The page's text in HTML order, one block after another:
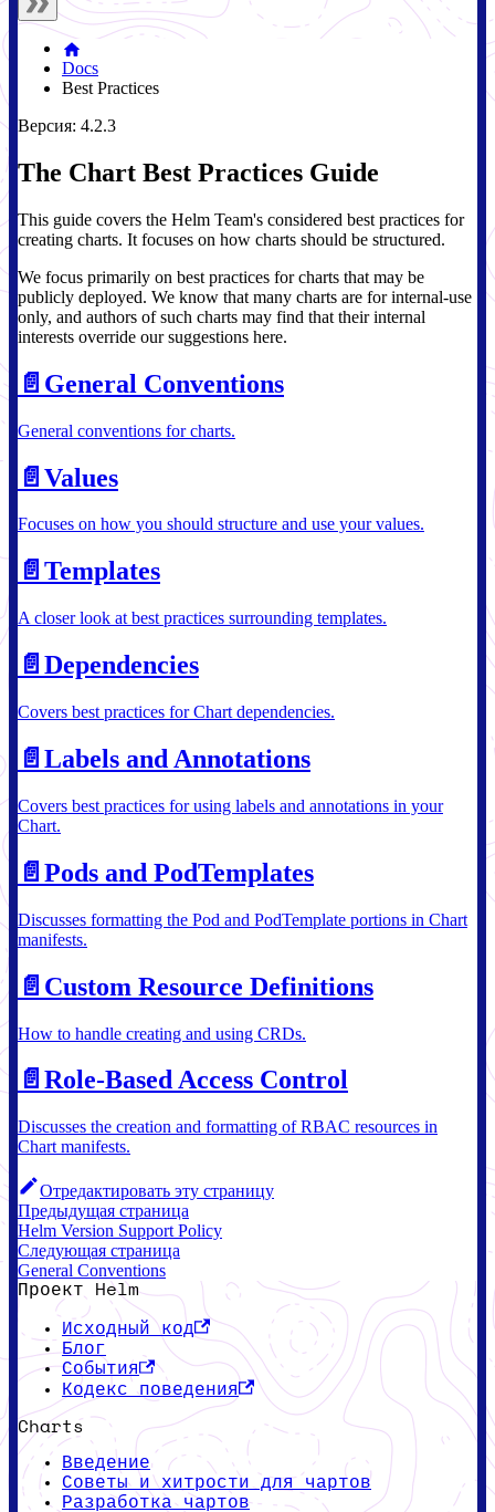
Docs
Best Practices
Версия: 4.2.3
The Chart Best Practices Guide
This guide covers the Helm Team's considered best practices for
creating charts. It focuses on how charts should be structured.
We focus primarily on best practices for charts that may be
publicly deployed. We know that many charts are for internal-use
only, and authors of such charts may find that their internal
interests override our suggestions here.
📄️ General Conventions
General conventions for charts.
📄️ Values
Focuses on how you should structure and use your values.
📄️ Templates
A closer look at best practices surrounding templates.
📄️ Dependencies
Covers best practices for Chart dependencies.
📄️ Labels and Annotations
Covers best practices for using labels and annotations in your
Chart.
📄️ Pods and PodTemplates
Discusses formatting the Pod and PodTemplate portions in Chart
manifests.
📄️ Custom Resource Definitions
How to handle creating and using CRDs.
📄️ Role-Based Access Control
Discusses the creation and formatting of RBAC resources in
Chart manifests.
Отредактировать эту страницу
Предыдущая страница
Helm Version Support Policy
Следующая страница
General Conventions
Проект Helm
Исходный код
Блог
События
Кодекс поведения
Charts
Введение
Советы и хитрости для чартов
Разработка чартов